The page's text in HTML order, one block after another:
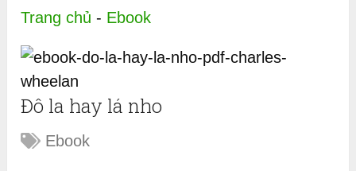
Trang chủ - Ebook
Đô la hay lá nho
Ebook